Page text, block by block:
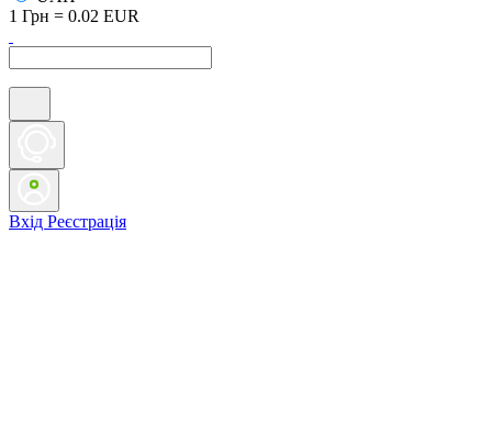
1 Грн = 0.02 EUR
Вхід Реєстрація